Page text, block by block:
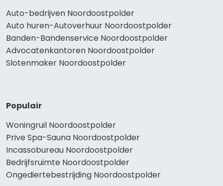
Auto-bedrijven Noordoostpolder
Auto huren-Autoverhuur Noordoostpolder
Banden-Bandenservice Noordoostpolder
Advocatenkantoren Noordoostpolder
Slotenmaker Noordoostpolder
Populair
Woningruil Noordoostpolder
Prive Spa-Sauna Noordoostpolder
Incassobureau Noordoostpolder
Bedrijfsruimte Noordoostpolder
Ongediertebestrijding Noordoostpolder